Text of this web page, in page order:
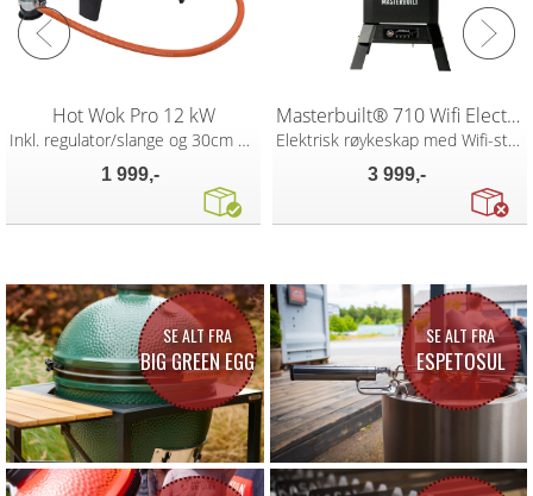
Hot Wok Pro 12 kW
Inkl. regulator/slange og 30cm wokpanne
1 999,-
Masterbuilt® 710 Wifi Electrical Smoker
Elektrisk røykeskap med Wifi-styring
3 999,-
SE ALT FRA
BIG GREEN EGG
SE ALT FRA
ESPETOSUL